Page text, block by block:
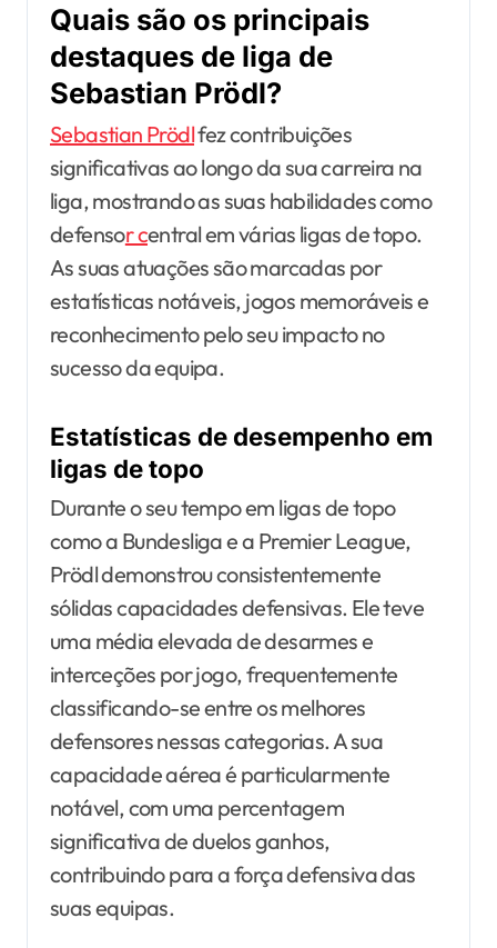
Quais são os principais
destaques de liga de
Sebastian Prödl?
Sebastian Prödlfez contribuições
significativas ao longo da sua carreira na
liga, mostrando as suas habilidades como
defensor central em várias ligas de topo.
As suas atuações são marcadas por
estatísticas notáveis, jogos memoráveis e
reconhecimento pelo seu impacto no
sucesso da equipa.
Estatísticas de desempenho em
ligas de topo
Durante o seu tempo em ligas de topo
como a Bundesliga e a Premier League,
Prödl demonstrou consistentemente
sólidas capacidades defensivas. Ele teve
uma média elevada de desarmes e
interceções por jogo, frequentemente
classificando-se entre os melhores
defensores nessas categorias. A sua
capacidade aérea é particularmente
notável, com uma percentagem
significativa de duelos ganhos,
contribuindo para a força defensiva das
suas equipas.